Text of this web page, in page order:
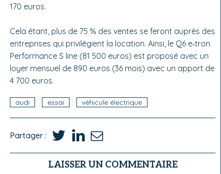
170 eu­ros.
Cela étant, plus de 75 % des ventes se feront auprès des
entreprises qui privilégient la location. Ainsi, le Q6 e‑tron
Performance S line (81 500 euros) est pro­posé avec un
loyer mensuel de 890 euros (36 mois) avec un apport de
4 700 euros.
audi essai véhicule électrique
Partager :
LAISSER UN COMMENTAIRE